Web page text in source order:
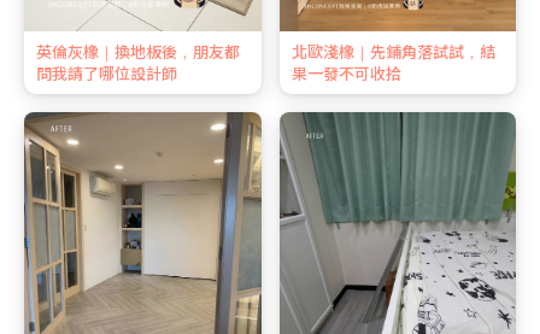
英倫灰橡｜換地板後，朋友都
問我請了哪位設計師
北歐淺橡｜先鋪角落試試，結
果一發不可收拾